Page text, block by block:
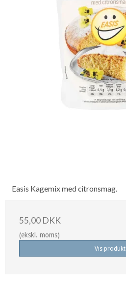
Easis Kagemix med citronsmag.
55,00 DKK
(ekskl. moms)
Vis produkt